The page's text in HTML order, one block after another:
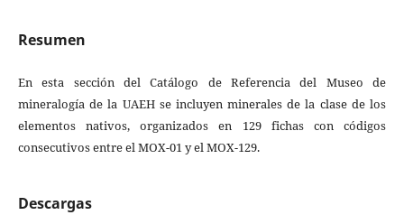
Resumen
En esta sección del Catálogo de Referencia del Museo de
mineralogía de la UAEH se incluyen minerales de la clase de los
elementos nativos, organizados en 129 fichas con códigos
consecutivos entre el MOX-01 y el MOX-129.
Descargas